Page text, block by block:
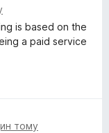
is based on the
a paid service
тому